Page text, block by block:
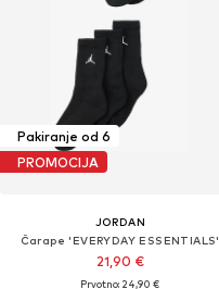
Pakiranje od 6
PROMOCIJA
JORDAN
Čarape 'EVERYDAY ESSENTIALS'
21,90 €
Prvotno: 24,90 €